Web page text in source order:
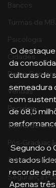
Bancos
Turmas de
Psicologia
Cidades
Datas
Vendas
Pecuária
Turma de
Pós-
Administração
Segurança
da
culturas de
semeadura
com
de 68,5
estados
recorde de
Apenas